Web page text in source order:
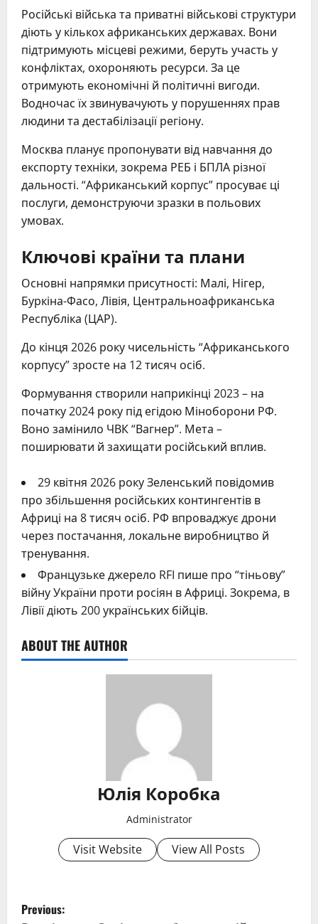
Російські війська та приватні військові структури
діють у кількох африканських державах. Вони
підтримують місцеві режими, беруть участь у
конфліктах, охороняють ресурси. За це
отримують економічні й політичні вигоди.
Водночас їх звинувачують у порушеннях прав
людини та дестабілізації регіону.
Москва планує пропонувати від навчання до
експорту техніки, зокрема РЕБ і БПЛА різної
дальності. “Африканський корпус” просуває ці
послуги, демонструючи зразки в польових
умовах.
Ключові країни та плани
Основні напрямки присутності: Малі, Нігер,
Буркіна-Фасо, Лівія, Центральноафриканська
Республіка (ЦАР).
До кінця 2026 року чисельність “Африканського
корпусу” зросте на 12 тисяч осіб.
Формування створили наприкінці 2023 – на
початку 2024 року під егідою Міноборони РФ.
Воно замінило ЧВК “Вагнер”. Мета –
поширювати й захищати російський вплив.
29 квітня 2026 року Зеленський повідомив
про збільшення російських контингентів в
Африці на 8 тисяч осіб. РФ впроваджує дрони
через постачання, локальне виробництво й
тренування.
Французьке джерело RFI пише про “тіньову”
війну України проти росіян в Африці. Зокрема, в
Лівії діють 200 українських бійців.
ABOUT THE AUTHOR
Юлія Коробка
Administrator
Visit Website View All Posts
P
Previous: